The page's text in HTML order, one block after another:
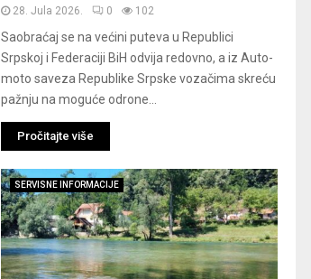
28. Jula 2026. 0 102
Saobraćaj se na većini puteva u Republici
Srpskoj i Federaciji BiH odvija redovno, a iz Auto-
moto saveza Republike Srpske vozačima skreću
pažnju na moguće odrone...
Pročitajte više
SERVISNE INFORMACIJE